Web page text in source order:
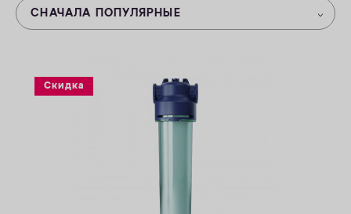
ДОСТАВКА
КОНТАКТЫ
СНАЧАЛА ПОПУЛЯРНЫЕ
Скидка